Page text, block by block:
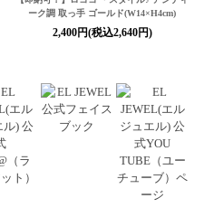
ーク調 取っ手 ゴールド(W14×H4cm)
2,400円(税込2,640円)